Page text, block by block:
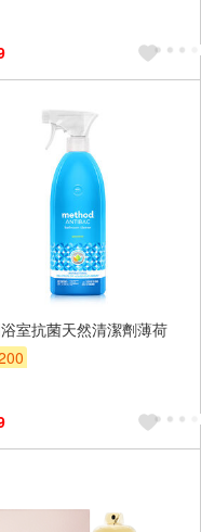
室抗菌天然清潔劑薄荷